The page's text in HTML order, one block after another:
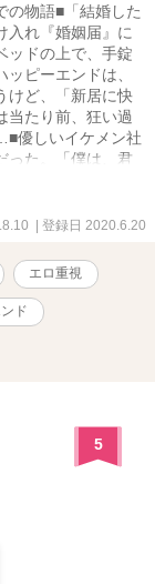
の物語■「結婚した
入れ『婚姻届』に
ッドの上で、手錠
ピーエンドは、
けど、「新居に快
当たり前、狂い過
優しいイケメン社
った。「僕は、君
社長とキスした
り、目をさます
にして、悪の総帥
なる為にすべて
イケメンから、
でのデートを振り
デート短編集】[
ンでパフェを食べ
）命令だっ！」
| 登録日 2020.6.20
エロ重視
ド
5